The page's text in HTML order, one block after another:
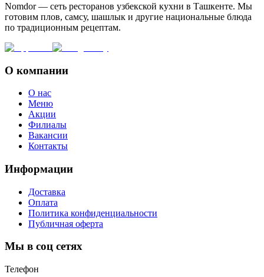
Nomdor — сеть ресторанов узбекской кухни в Ташкенте. Мы
готовим плов, самсу, шашлык и другие национальные блюда
по традиционным рецептам.
О компании
О нас
Меню
Акции
Филиалы
Вакансии
Контакты
Информации
Доставка
Оплата
Политика конфиденциальности
Публичная оферта
Мы в соц сетях
Телефон